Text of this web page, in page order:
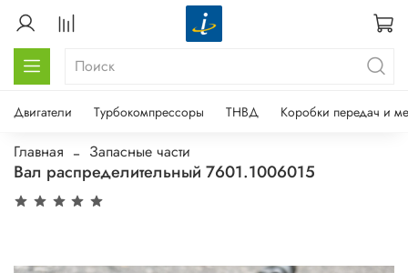
Двигатели Турбокомпрессоры ТНВД Коробки передач и
Главная Запасные части
Вал распределительный 7601.1006015